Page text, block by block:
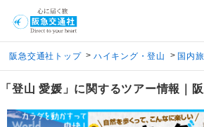
阪急交通社トップ > ハイキング・登山 > 国内
「登山 愛媛」に関するツアー情報｜